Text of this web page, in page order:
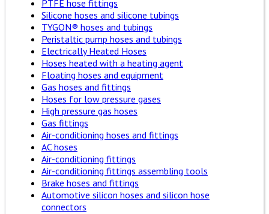
PTFE hose fittings
Silicone hoses and silicone tubings
TYGON® hoses and tubings
Peristaltic pump hoses and tubings
Electrically Heated Hoses
Hoses heated with a heating agent
Floating hoses and equipment
Gas hoses and fittings
Hoses for low pressure gases
High pressure gas hoses
Gas fittings
Air-conditioning hoses and fittings
AC hoses
Air-conditioning fittings
Air-conditioning fittings assembling tools
Brake hoses and fittings
Automotive silicon hoses and silicon hose
connectors